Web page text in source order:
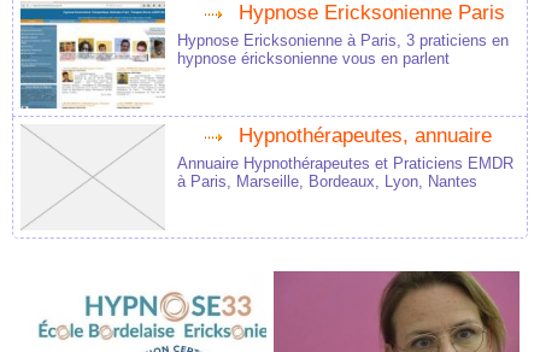
Hypnose Ericksonienne Paris
Hypnose Ericksonienne à Paris, 3 praticiens en
hypnose éricksonienne vous en parlent
Hypnothérapeutes, annuaire
Annuaire Hypnothérapeutes et Praticiens EMDR
à Paris, Marseille, Bordeaux, Lyon, Nantes